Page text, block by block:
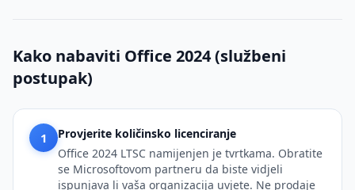
Kako nabaviti Office 2024 (službeni
postupak)
1
Provjerite količinsko licenciranje
Office 2024 LTSC namijenjen je tvrtkama. Obratite
se Microsoftovom partneru da biste vidjeli
ispunjava li vaša organizacija uvjete. Ne prodaje